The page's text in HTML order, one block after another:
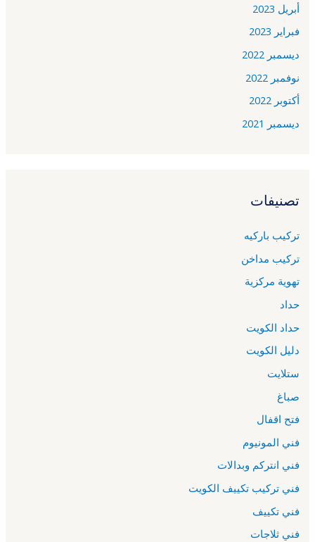
أبريل 2023
فبراير 2023
ديسمبر 2022
نوفمبر 2022
أكتوبر 2022
ديسمبر 2021
تصنيفات
تركيب باركيه
تركيب مداخن
تهوية مركزية
حداد
حداد الكويت
دليل الكويت
ستلايت
صباغ
فتح اقفال
فني المونيوم
فني انتركم وبدالات
فني تركيب تكييف الكويت
فني تكييف
فني ثلاجات